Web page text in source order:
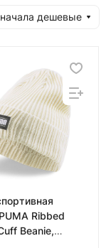
дешевые
Ribbed
Beanie,
белый